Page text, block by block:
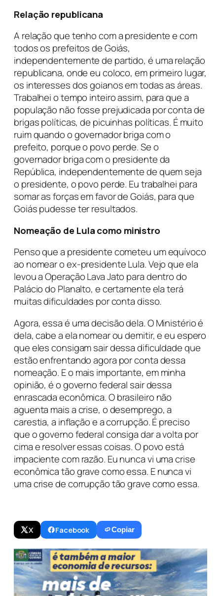
X Facebook Copiar
Relação republicana
A relação que tenho com a presidente e com
todos os prefeitos de Goiás,
independentemente de partido, é uma relação
republicana, onde eu coloco, em primeiro lugar,
os interesses dos goianos em todas as áreas.
Trabalhei o tempo inteiro assim, para que a
população não fosse prejudicada por conta de
brigas políticas, de picuinhas políticas. É muito
ruim quando o governador briga com o
prefeito, porque o povo perde. Se o
governador briga com o presidente da
República, independentemente de quem seja
o presidente, o povo perde. Eu trabalhei para
somar as forças em favor de Goiás, para que
Goiás pudesse ter resultados.
Nomeação de Lula como ministro
Penso que a presidente cometeu um equívoco
ao nomear o ex-presidente Lula. Vejo que ela
levou a Operação Lava Jato para dentro do
Palácio do Planalto, e certamente ela terá
muitas dificuldades por conta disso.
Agora, essa é uma decisão dela. O Ministério é
dela, cabe a ela nomear ou demitir, e eu espero
que eles consigam sair dessa dificuldade que
estão enfrentando agora por conta dessa
nomeação. E o mais importante, em minha
opinião, é o governo federal sair dessa
enrascada econômica. O brasileiro não
aguenta mais a crise, o desemprego, a
carestia, a inflação e a corrupção. É preciso
que o governo federal consiga dar a volta por
cima e resolver essas coisas. O povo está
impaciente com razão. Eu nunca vi uma crise
econômica tão grave como essa. E nunca vi
uma crise de corrupção tão grave como essa.